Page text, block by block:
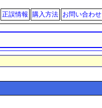
正誤情報 購入方法 お問い合わせ